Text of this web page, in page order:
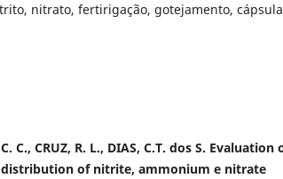
nitrato, fertirigação, gotejamento, cápsula
C., CRUZ, R. L., DIAS, C.T. dos S. Evaluation
of nitrite, ammonium e nitrate